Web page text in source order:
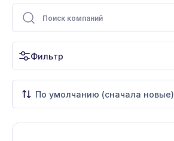
Фильтр
По умолчанию (сначала новые)